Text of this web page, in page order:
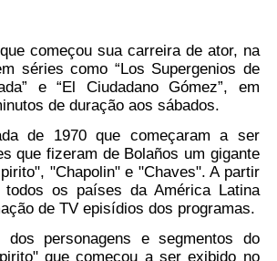
começou sua carreira de ator, na
séries como “Los Supergenios de
e “El Ciudadano Gómez”, em
de duração aos sábados.
de 1970 que começaram a ser
que fizeram de Bolaños um gigante
"Chapolin" e "Chaves". A partir
os países da América Latina
de TV episídios dos programas.
personagens e segmentos do
que começou a ser exibido no